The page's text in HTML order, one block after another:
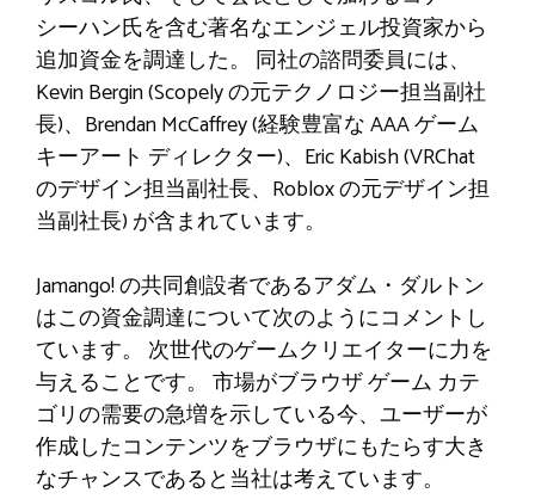
シーハン氏を含む著名なエンジェル投資家から
追加資金を調達した。 同社の諮問委員には、
Kevin Bergin (Scopely の元テクノロジー担当副社
長)、Brendan McCaffrey (経験豊富な AAA ゲーム
キーアート ディレクター)、Eric Kabish (VRChat
のデザイン担当副社長、Roblox の元デザイン担
当副社長) が含まれています。
Jamango! の共同創設者であるアダム・ダルトン
はこの資金調達について次のようにコメントし
ています。 次世代のゲームクリエイターに力を
与えることです。 市場がブラウザ ゲーム カテ
ゴリの需要の急増を示している今、ユーザーが
作成したコンテンツをブラウザにもたらす大き
なチャンスであると当社は考えています。